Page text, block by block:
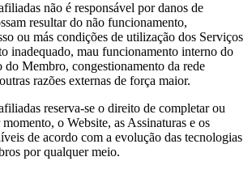
não é responsável por danos de
resultar do não funcionamento,
ou más condições de utilização dos Serviços
inadequado, mau funcionamento interno do
do Membro, congestionamento da rede
razões externas de força maior.
reserva-se o direito de completar ou
o Website, as Assinaturas e os
de acordo com a evolução das tecnologias
por qualquer meio.